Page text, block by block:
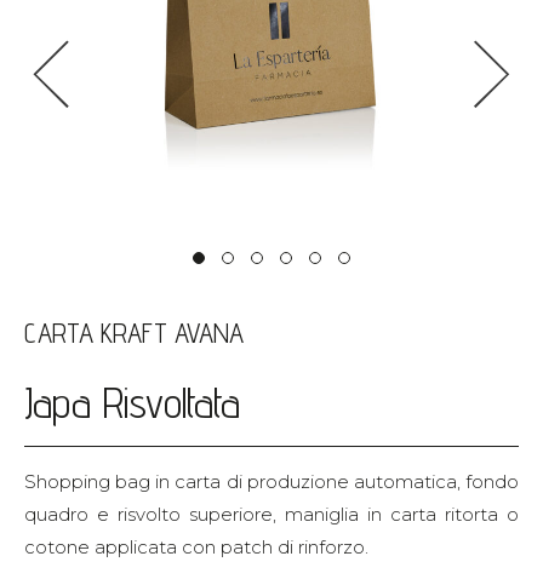
< >
CARTA KRAFT AVANA
Japa Risvoltata
Shopping bag in carta di produzione automatica, fondo
quadro e risvolto superiore, maniglia in carta ritorta o
cotone applicata con patch di rinforzo.